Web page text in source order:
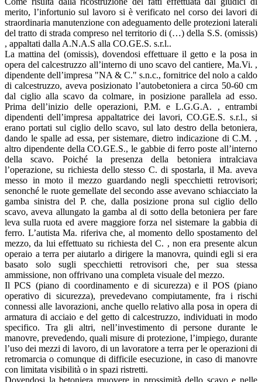
merito, l’infortunio sul lavoro si è verificato nel corso dei lavori di
straordinaria manutenzione con adeguamento delle protezioni laterali
del tratto di strada compreso nel territorio di (…) della S.S. (omissis)
, appaltati dalla A.N.A.S alla CO.GE.S. s.r.l..
La mattina del (omissis), dovendosi effettuare il getto e la posa in
opera del calcestruzzo all’interno di uno scavo del cantiere, Ma.Vi. ,
dipendente dell’impresa "NA & C." s.n.c., fornitrice del nolo a caldo
di calcestruzzo, aveva posizionato l’autobetoniera a circa 50-60 cm
dal ciglio alla scavo da colmare, in posizione parallela ad esso.
Prima dell’inizio delle operazioni, P.M. e L.G.G.A. , entrambi
dipendenti dell’impresa appaltatrice dei lavori, CO.GE.S. s.r.l., si
erano portati sul ciglio dello scavo, sul lato destro della betoniera,
dando le spalle ad essa, per sistemare, dietro indicazione di C.M. ,
altro dipendente della CO.GE.S., le gabbie di ferro poste all’interno
della scavo. Poiché la presenza della betoniera intralciava
l’operazione, su richiesta dello stesso C. di spostarla, il Ma. aveva
messo in moto il mezzo guardando negli specchietti retrovisori;
senonché le ruote gemellate del secondo asse avevano schiacciato la
gamba sinistra del P. che, dalla posizione prona sul ciglio dello
scavo, aveva allungato la gamba al di sotto della betoniera per fare
leva sulla ruota ed avere maggiore forza nel sistemare la gabbia di
ferro. L’autista Ma. riferiva che, al momento dello spostamento del
mezzo, da lui effettuato su richiesta del C. , non era presente alcun
operaio a terra per aiutarlo a dirigere la manovra, quindi egli si era
basato solo sugli specchietti retrovisori che, per sua stessa
ammissione, non offrivano una completa visuale del mezzo.
Il PCS (piano di coordinamento e di sicurezza) e il POS (piano
operativo di sicurezza), prevedevano compiutamente, fra i rischi
connessi alle lavorazioni, anche quello relativo alla posa in opera di
armatura di acciaio e del getto di calcestruzzo, individuati in modo
specifico. Tra gli altri, nell’investimento di persone durante le
manovre, prevedendo, quali misure di protezione, l’impiego, durante
l’uso dei mezzi di lavoro, di un lavoratore a terra per le operazioni di
retromarcia o comunque di difficile esecuzione, in caso di manovre
con limitata visibilità o in spazi ristretti.
Dovendosi la betoniera muovere in prossimità dello scavo e nelle